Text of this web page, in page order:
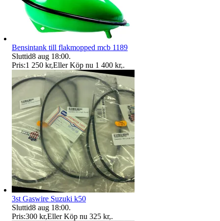
Bensintank till flakmopped mcb 1189
Sluttid8 aug 18:00.
Pris:1 250 kr,Eller Köp nu 1 400 kr,.
3st Gaswire Suzuki k50
Sluttid8 aug 18:00.
Pris:300 kr,Eller Köp nu 325 kr,.